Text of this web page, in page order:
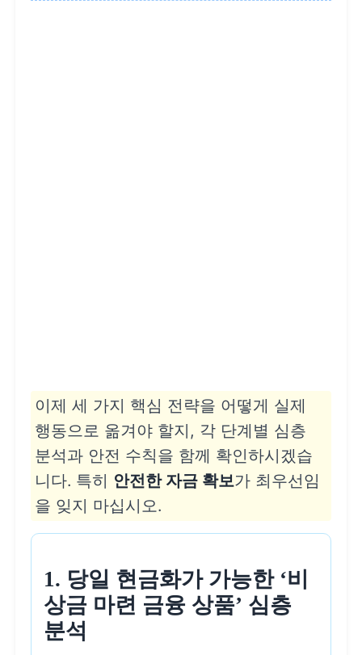
이제 세 가지 핵심 전략을 어떻게 실제
행동으로 옮겨야 할지, 각 단계별 심층
분석과 안전 수칙을 함께 확인하시겠습
니다. 특히 안전한 자금 확보가 최우선임
을 잊지 마십시오.
1. 당일 현금화가 가능한 ‘비
상금 마련 금융 상품’ 심층
분석